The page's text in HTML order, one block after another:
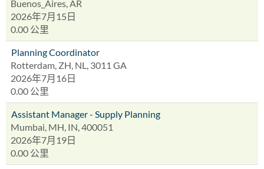
Buenos_Aires, AR
2026年7月15日
0.00 公里
Planning Coordinator
Rotterdam, ZH, NL, 3011 GA
2026年7月16日
0.00 公里
Assistant Manager - Supply Planning
Mumbai, MH, IN, 400051
2026年7月19日
0.00 公里